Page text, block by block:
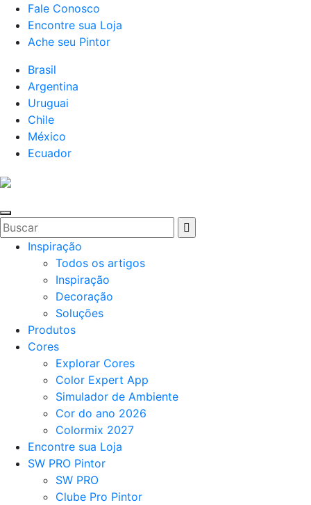
Fale Conosco
Encontre sua Loja
Ache seu Pintor
Brasil
Argentina
Uruguai
Chile
México
Ecuador
Inspiração
Todos os artigos
Inspiração
Decoração
Soluções
Produtos
Cores
Explorar Cores
Color Expert App
Simulador de Ambiente
Cor do ano 2026
Colormix 2027
Encontre sua Loja
SW PRO Pintor
SW PRO
Clube Pro Pintor